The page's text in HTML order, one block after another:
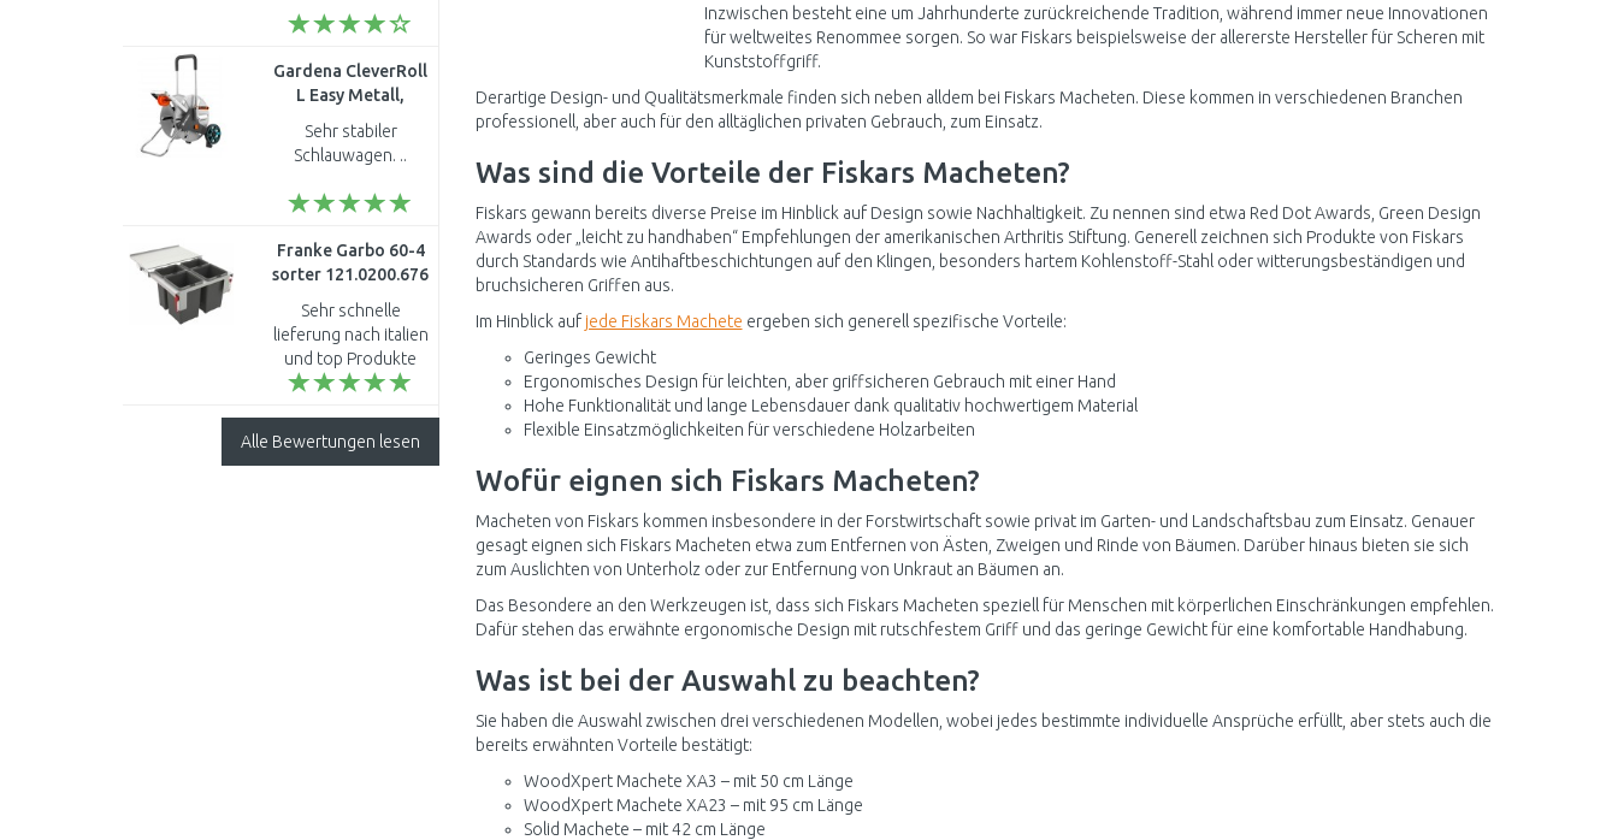
Inzwischen besteht eine um Jahrhunderte zurückreichende Tradition, während immer neue Innovationen
für weltweites Renommee sorgen. So war Fiskars beispielsweise der allererste Hersteller für Scheren mit
Kunststoffgriff.
Derartige Design- und Qualitätsmerkmale finden sich neben alldem bei Fiskars Macheten. Diese kommen in verschiedenen Branchen
professionell, aber auch für den alltäglichen privaten Gebrauch, zum Einsatz.
Was sind die Vorteile der Fiskars Macheten?
Fiskars gewann bereits diverse Preise im Hinblick auf Design sowie Nachhaltigkeit. Zu nennen sind etwa Red Dot Awards, Green Design
Awards oder „leicht zu handhaben“ Empfehlungen der amerikanischen Arthritis Stiftung. Generell zeichnen sich Produkte von Fiskars
durch Standards wie Antihaftbeschichtungen auf den Klingen, besonders hartem Kohlenstoff-Stahl oder witterungsbeständigen und
bruchsicheren Griffen aus.
Im Hinblick auf jede Fiskars Machete ergeben sich generell spezifische Vorteile:
Geringes Gewicht
Ergonomisches Design für leichten, aber griffsicheren Gebrauch mit einer Hand
Hohe Funktionalität und lange Lebensdauer dank qualitativ hochwertigem Material
Flexible Einsatzmöglichkeiten für verschiedene Holzarbeiten
Wofür eignen sich Fiskars Macheten?
Macheten von Fiskars kommen insbesondere in der Forstwirtschaft sowie privat im Garten- und Landschaftsbau zum Einsatz. Genauer
gesagt eignen sich Fiskars Macheten etwa zum Entfernen von Ästen, Zweigen und Rinde von Bäumen. Darüber hinaus bieten sie sich
zum Auslichten von Unterholz oder zur Entfernung von Unkraut an Bäumen an.
Das Besondere an den Werkzeugen ist, dass sich Fiskars Macheten speziell für Menschen mit körperlichen Einschränkungen empfehlen.
Dafür stehen das erwähnte ergonomische Design mit rutschfestem Griff und das geringe Gewicht für eine komfortable Handhabung.
Was ist bei der Auswahl zu beachten?
Sie haben die Auswahl zwischen drei verschiedenen Modellen, wobei jedes bestimmte individuelle Ansprüche erfüllt, aber stets auch die
bereits erwähnten Vorteile bestätigt:
WoodXpert Machete XA3 – mit 50 cm Länge
WoodXpert Machete XA23 – mit 95 cm Länge
Solid Machete – mit 42 cm Länge
Waschbecken
97775314
Gardena CleverRoll
L Easy Metall,
Schlauchkapazität:
100 m, 13 mm (1”),
18550-20
Sehr stabiler
Schlauwagen. ..
Franke Garbo 60-4
sorter 121.0200.676
Sehr schnelle
lieferung nach italien
und top Produkte
danke..
Alle Bewertungen lesen